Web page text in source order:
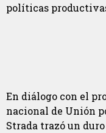
políticas
En diálogo con el
nacional de Unión
Strada trazó un